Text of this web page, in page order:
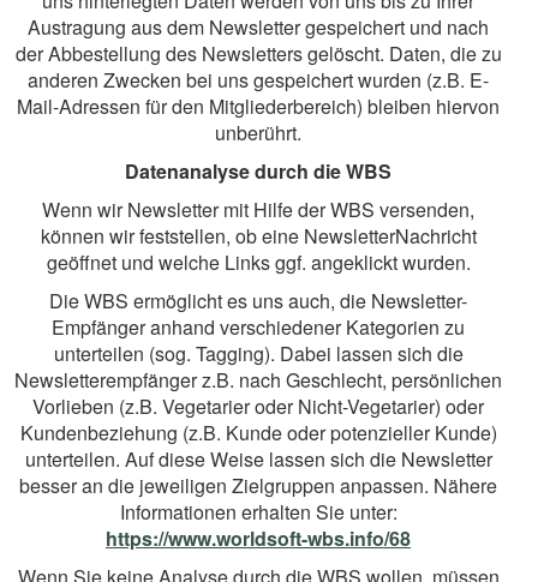
Austragung aus dem Newsletter gespeichert und nach
der Abbestellung des Newsletters gelöscht. Daten, die zu
anderen Zwecken bei uns gespeichert wurden (z.B. E-
Mail-Adressen für den Mitgliederbereich) bleiben hiervon
unberührt.
Datenanalyse durch die WBS
Wenn wir Newsletter mit Hilfe der WBS versenden,
können wir feststellen, ob eine NewsletterNachricht
geöffnet und welche Links ggf. angeklickt wurden.
Die WBS ermöglicht es uns auch, die Newsletter-
Empfänger anhand verschiedener Kategorien zu
unterteilen (sog. Tagging). Dabei lassen sich die
Newsletterempfänger z.B. nach Geschlecht, persönlichen
Vorlieben (z.B. Vegetarier oder Nicht-Vegetarier) oder
Kundenbeziehung (z.B. Kunde oder potenzieller Kunde)
unterteilen. Auf diese Weise lassen sich die Newsletter
besser an die jeweiligen Zielgruppen anpassen. Nähere
Informationen erhalten Sie unter:
https://www.worldsoft-wbs.info/68